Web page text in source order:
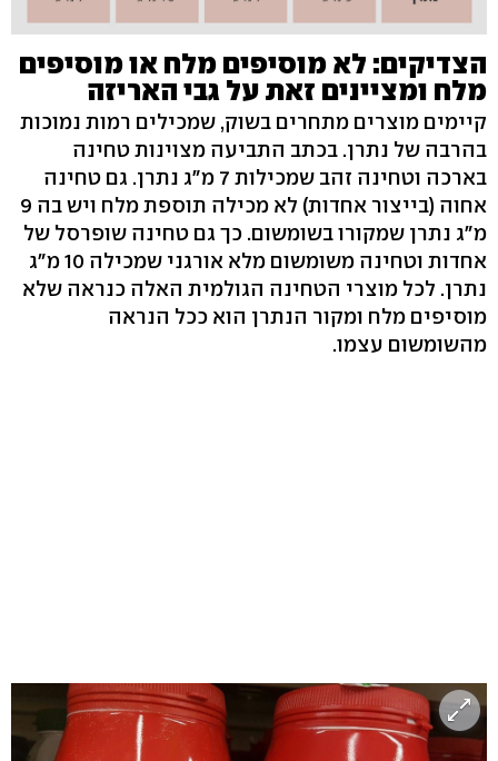
הצדיקים: לא מוסיפים מלח או מוסיפים
מלח ומציינים זאת על גבי האריזה
קיימים מוצרים מתחרים בשוק, שמכילים רמות נמוכות
בהרבה של נתרן. בכתב התביעה מצוינות טחינה
בארכה וטחינה זהב שמכילות 7 מ"ג נתרן. גם טחינה
אחוה (בייצור אחדות) לא מכילה תוספת מלח ויש בה 9
מ"ג נתרן שמקורו בשומשום. כך גם טחינה שופרסל של
אחדות וטחינה משומשום מלא אורגני שמכילה 10 מ"ג
נתרן. לכל מוצרי הטחינה הגולמית האלה כנראה שלא
מוסיפים מלח ומקור הנתרן הוא ככל הנראה
מהשומשום עצמו.